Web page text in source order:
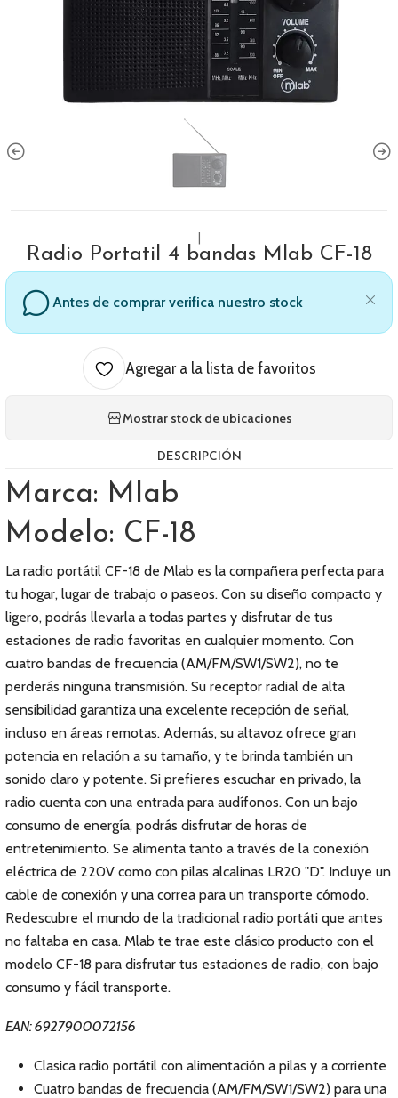
Radio Portatil 4 bandas Mlab CF-18
Antes de comprar verifica nuestro stock
Agregar a la lista de favoritos
Mostrar stock de ubicaciones
DESCRIPCIÓN
Marca: Mlab
Modelo: CF-18
La radio portátil CF-18 de Mlab es la compañera perfecta para
tu hogar, lugar de trabajo o paseos. Con su diseño compacto y
ligero, podrás llevarla a todas partes y disfrutar de tus
estaciones de radio favoritas en cualquier momento. Con
cuatro bandas de frecuencia (AM/FM/SW1/SW2), no te
perderás ninguna transmisión. Su receptor radial de alta
sensibilidad garantiza una excelente recepción de señal,
incluso en áreas remotas. Además, su altavoz ofrece gran
potencia en relación a su tamaño, y te brinda también un
sonido claro y potente. Si prefieres escuchar en privado, la
radio cuenta con una entrada para audífonos. Con un bajo
consumo de energía, podrás disfrutar de horas de
entretenimiento. Se alimenta tanto a través de la conexión
eléctrica de 220V como con pilas alcalinas LR20 "D". Incluye un
cable de conexión y una correa para un transporte cómodo.
Redescubre el mundo de la tradicional radio portáti que antes
no faltaba en casa. Mlab te trae este clásico producto con el
modelo CF-18 para disfrutar tus estaciones de radio, con bajo
consumo y fácil transporte.
EAN: 6927900072156
Clasica radio portátil con alimentación a pilas y a corriente
Cuatro bandas de frecuencia (AM/FM/SW1/SW2) para una